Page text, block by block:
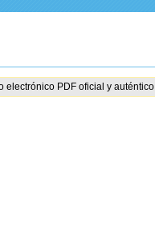
electrónico PDF oficial y auténtico